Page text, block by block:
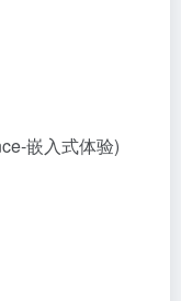
嵌入式体验)